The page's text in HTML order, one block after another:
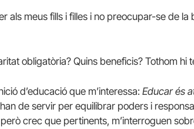
als meus fills i filles i no preocupar-se de la
obligatòria? Quins beneficis? Tothom hi
d’educació que m’interessa: Educar és
de servir per equilibrar poders i
crec que pertinents, m’interroguen